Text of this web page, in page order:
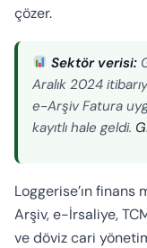
çözer.
Sektör verisi:
Aralık 2024
e-Arşiv Fatura
kayıtlı hale geldi.
Loggerise’ın
Arşiv, e-İrsaliye,
ve döviz cari